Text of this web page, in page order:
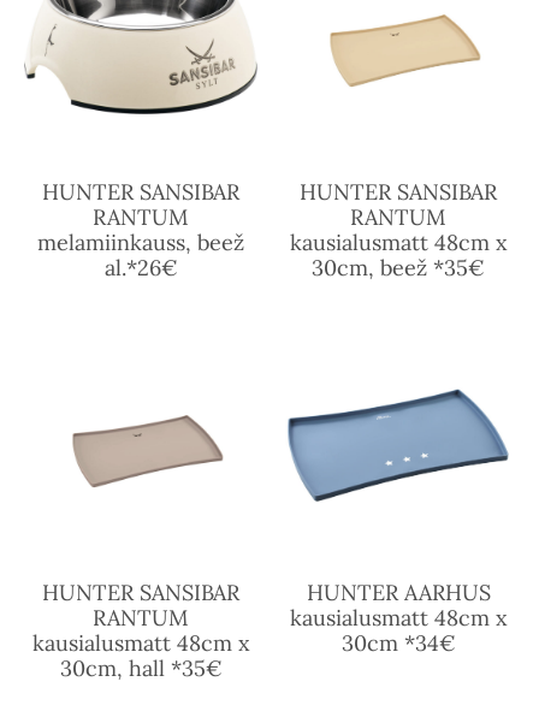
HUNTER SANSIBAR
RANTUM
melamiinkauss, beež
al.*26€
HUNTER SANSIBAR
RANTUM
kausialusmatt 48cm x
30cm, beež *35€
HUNTER SANSIBAR
RANTUM
kausialusmatt 48cm x
30cm, hall *35€
HUNTER AARHUS
kausialusmatt 48cm x
30cm *34€